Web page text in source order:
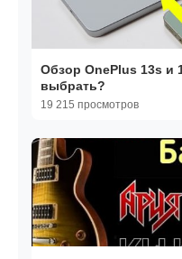
Обзор OnePlus 13s и
выбрать?
19 215 просмотров